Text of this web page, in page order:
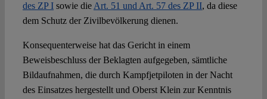
des ZP Isowie die Art. 51 und Art. 57 des ZP II, da diese
dem Schutz der Zivilbevölkerung dienen.
Konsequenterweise hat das Gericht in einem
Beweisbeschluss der Beklagten aufgegeben, sämtliche
Bildaufnahmen, die durch Kampfjetpiloten in der Nacht
des Einsatzes hergestellt und Oberst Klein zur Kenntnis